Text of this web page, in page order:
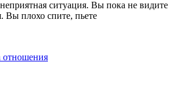
ситуация. Вы пока не видите
Вы плохо спите, пьете
отношения